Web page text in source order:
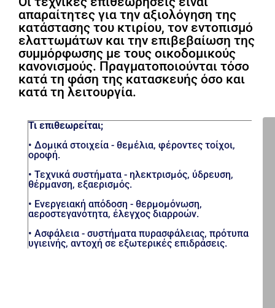
απαραίτητες για την αξιολόγηση της
κατάστασης του κτιρίου, τον εντοπισμό
ελαττωμάτων και την επιβεβαίωση της
συμμόρφωσης με τους οικοδομικούς
κανονισμούς. Πραγματοποιούνται τόσο
κατά τη φάση της κατασκευής όσο και
κατά τη λειτουργία.
Τι επιθεωρείται;
• Δομικά στοιχεία - θεμέλια, φέροντες τοίχοι,
οροφή.
• Τεχνικά συστήματα - ηλεκτρισμός, ύδρευση,
θέρμανση, εξαερισμός.
• Ενεργειακή απόδοση - θερμομόνωση,
αεροστεγανότητα, έλεγχος διαρροών.
• Ασφάλεια - συστήματα πυρασφάλειας, πρότυπα
υγιεινής, αντοχή σε εξωτερικές επιδράσεις.